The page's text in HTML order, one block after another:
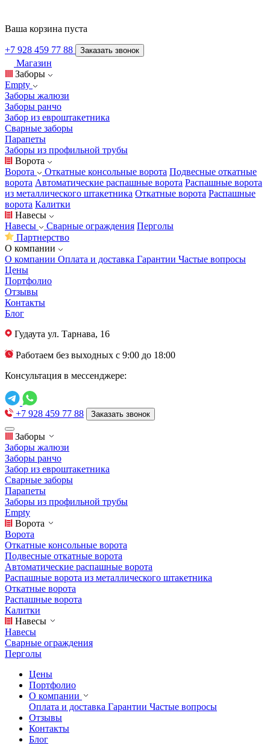
Ваша корзина пуста
+7 928 459 77 88 Заказать звонок
Магазин
Заборы
Empty
Заборы жалюзи
Заборы ранчо
Забор из евроштакетника
Сварные заборы
Парапеты
Заборы из профильной трубы
Ворота
Ворота
Откатные консольные ворота Подвесные откатные
ворота Автоматические распашные ворота Распашные ворота
из металлического штакетника Откатные ворота Распашные
ворота Калитки
Навесы
Навесы
Сварные ограждения Перголы
Партнерство
О компании
О компании Оплата и доставка Гарантии Частые вопросы
Цены
Портфолио
Отзывы
Контакты
Блог
Гудаута ул. Тарнава, 16
Работаем без выходных с 9:00 до 18:00
Консультация в мессенджере:
+7 928 459 77 88 Заказать звонок
Заборы
Заборы жалюзи
Заборы ранчо
Забор из евроштакетника
Сварные заборы
Парапеты
Заборы из профильной трубы
Empty
Ворота
Ворота
Откатные консольные ворота
Подвесные откатные ворота
Автоматические распашные ворота
Распашные ворота из металлического штакетника
Откатные ворота
Распашные ворота
Калитки
Навесы
Навесы
Сварные ограждения
Перголы
Цены
Портфолио
О компании
Оплата и доставка Гарантии Частые вопросы
Отзывы
Контакты
Блог